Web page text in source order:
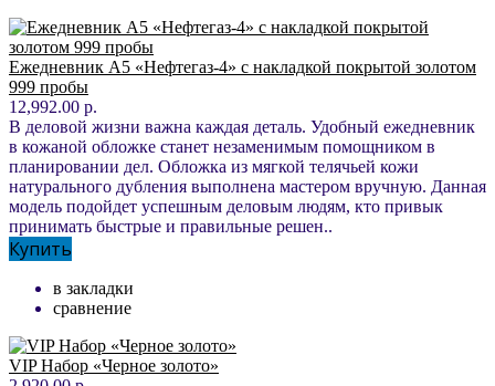
Ежедневник А5 «Нефтегаз-4» с накладкой покрытой золотом
999 пробы
12,992.00 р.
В деловой жизни важна каждая деталь. Удобный ежедневник
в кожаной обложке станет незаменимым помощником в
планировании дел. Обложка из мягкой телячьей кожи
натурального дубления выполнена мастером вручную. Данная
модель подойдет успешным деловым людям, кто привык
принимать быстрые и правильные решен..
Купить
в закладки
сравнение
VIP Набор «Черное золото»